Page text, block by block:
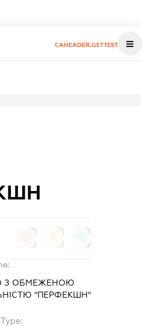
CAHEADER.GETTEST
З ОБМЕЖЕНОЮ
"ПЕРФЕКШН"